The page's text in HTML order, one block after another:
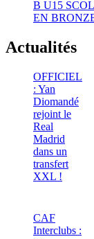
B U15
EN
Actualités
OFFICIEL
: Yan
Diomandé
rejoint le
Real
Madrid
dans un
transfert
XXL !
CAF
Interclubs :